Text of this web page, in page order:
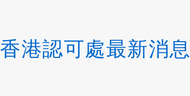
香港認可處最新消息